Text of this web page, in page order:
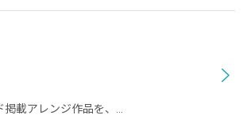
載アレンジ作品を、…